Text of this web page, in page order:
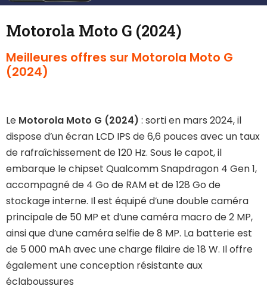
Motorola Moto G (2024)
Meilleures offres sur Motorola Moto G
(2024)
Le Motorola Moto G (2024) : sorti en mars 2024, il
dispose d’un écran LCD IPS de 6,6 pouces avec un taux
de rafraîchissement de 120 Hz. Sous le capot, il
embarque le chipset Qualcomm Snapdragon 4 Gen 1,
accompagné de 4 Go de RAM et de 128 Go de
stockage interne. Il est équipé d’une double caméra
principale de 50 MP et d’une caméra macro de 2 MP,
ainsi que d’une caméra selfie de 8 MP. La batterie est
de 5 000 mAh avec une charge filaire de 18 W. Il offre
également une conception résistante aux
éclaboussures